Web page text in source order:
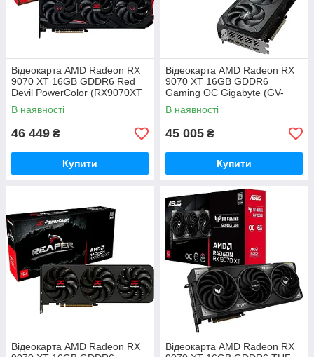
Відеокарта AMD Radeon RX
9070 XT 16GB GDDR6 Red
Devil PowerColor (RX9070XT
16G-E/OC)
В наявності
46 449 ₴
Купити
Відеокарта AMD Radeon RX
9070 XT 16GB GDDR6
Gaming OC Gigabyte (GV-
R9070XTGAMING OC-16GD)
В наявності
45 005 ₴
Купити
Відеокарта AMD Radeon RX
Відеокарта AMD Radeon RX